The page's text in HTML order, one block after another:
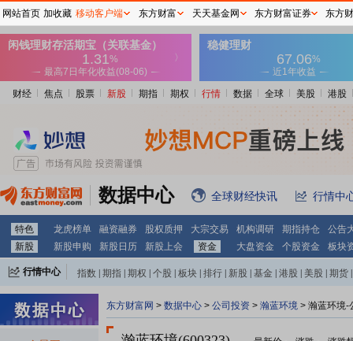
财经 焦点 股票 新股 期指 期权 行情 数据 全球 美股 港股
数据中心 全球财经快讯 行情中
特色 龙虎榜单 融资融券 股权质押 大宗交易 机构调研 期指持仓
公告
新股
新股申购 新股日历 新股上会 资金 大盘资金 个股资金 板块
行情中心 指数 期指 期权 个股 板块 排行 新股 基金 港股 美股 期货
东方财富网 > 数据中心 > 公司投资 > 瀚蓝环境 > 瀚蓝环境-
网站首页 加收藏 移动客户端 东方财富 天天基金网 东方财富证券 东方